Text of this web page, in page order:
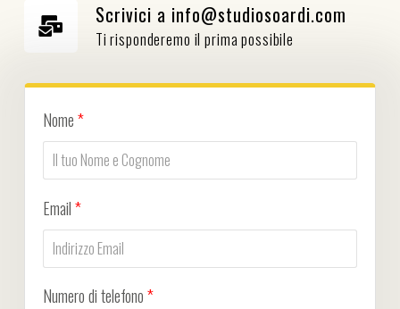
Scrivici a info@studiosoardi.com
Ti risponderemo il prima possibile
Nome*
Email*
Numero di telefono*